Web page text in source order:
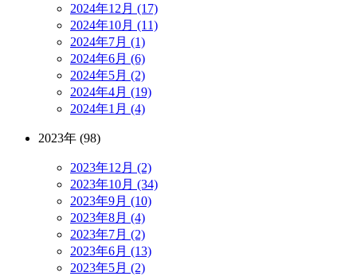
2024年12月 (17)
2024年10月 (11)
2024年7月 (1)
2024年6月 (6)
2024年5月 (2)
2024年4月 (19)
2024年1月 (4)
2023年 (98)
2023年12月 (2)
2023年10月 (34)
2023年9月 (10)
2023年8月 (4)
2023年7月 (2)
2023年6月 (13)
2023年5月 (2)